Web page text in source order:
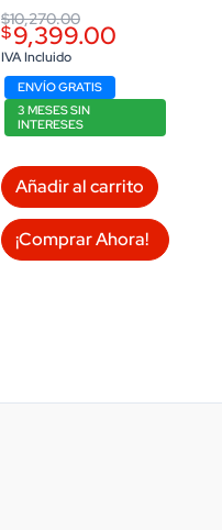
$10,270.00
Original
price
was:
$10,270.00.
$9,399.00
Current
price
is:
$9,399.00.
IVA Incluido
ENVÍO GRATIS
3 MESES SIN
INTERESES
Añadir al carrito
¡Comprar Ahora!